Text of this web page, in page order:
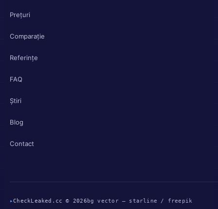
Prețuri
Comparație
Referințe
FAQ
Știri
Blog
Contact
▸CheckLeaked.cc © 2026 bg vector — starline / freepik